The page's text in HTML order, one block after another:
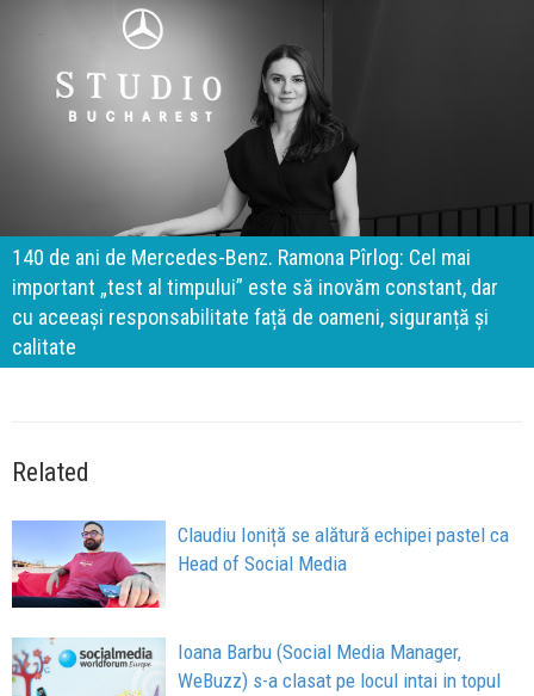
140 de ani de Mercedes-Benz. Ramona Pîrlog: Cel mai
important „test al timpului” este să inovăm constant, dar
cu aceeași responsabilitate față de oameni, siguranță și
calitate
Related
Claudiu Ioniță se alătură echipei pastel ca
Head of Social Media
Ioana Barbu (Social Media Manager,
WeBuzz) s-a clasat pe locul intai in topul